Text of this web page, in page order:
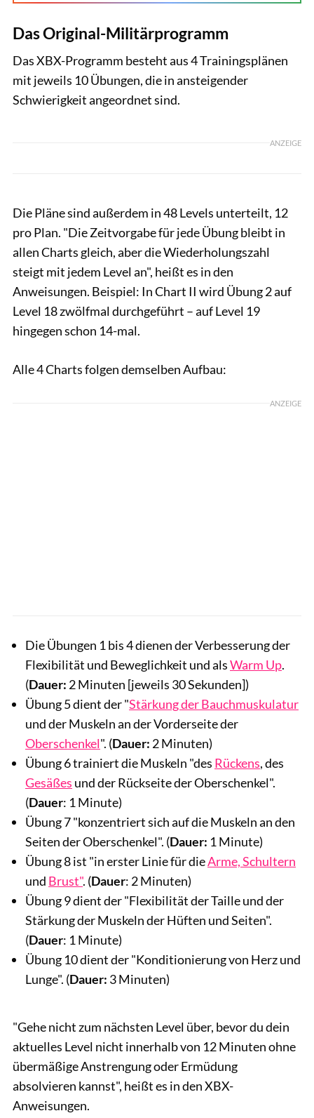
Das Original-Militärprogramm
Das XBX-Programm besteht aus 4 Trainingsplänen
mit jeweils 10 Übungen, die in ansteigender
Schwierigkeit angeordnet sind.
ANZEIGE
Die Pläne sind außerdem in 48 Levels unterteilt, 12
pro Plan. "Die Zeitvorgabe für jede Übung bleibt in
allen Charts gleich, aber die Wiederholungszahl
steigt mit jedem Level an", heißt es in den
Anweisungen. Beispiel: In Chart II wird Übung 2 auf
Level 18 zwölfmal durchgeführt – auf Level 19
hingegen schon 14-mal.
Alle 4 Charts folgen demselben Aufbau:
ANZEIGE
Die Übungen 1 bis 4 dienen der Verbesserung der
Flexibilität und Beweglichkeit und alsWarm Up.
(Dauer: 2 Minuten [jeweils 30 Sekunden])
Übung 5 dient der "Stärkung der Bauchmuskulatur
und der Muskeln an der Vorderseite der
Oberschenkel". (Dauer: 2 Minuten)
Übung 6 trainiert die Muskeln "des Rückens, des
Gesäßes und der Rückseite der Oberschenkel".
(Dauer: 1 Minute)
Übung 7 "konzentriert sich auf die Muskeln an den
Seiten der Oberschenkel". (Dauer: 1 Minute)
Übung 8 ist "in erster Linie für dieArme, Schultern
und Brust". (Dauer: 2 Minuten)
Übung 9 dient der "Flexibilität der Taille und der
Stärkung der Muskeln der Hüften und Seiten".
(Dauer: 1 Minute)
Übung 10 dient der "Konditionierung von Herz und
Lunge". (Dauer: 3 Minuten)
"Gehe nicht zum nächsten Level über, bevor du dein
aktuelles Level nicht innerhalb von 12 Minuten ohne
übermäßige Anstrengung oder Ermüdung
absolvieren kannst", heißt es in den XBX-
Anweisungen.